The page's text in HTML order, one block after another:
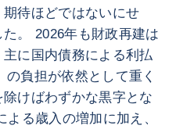
待ほどではないにせ
。 2026年も財政再建は
に国内債務による利払
負担が依然として重く
けばわずかな黒字とな
る歳入の増加に加え、